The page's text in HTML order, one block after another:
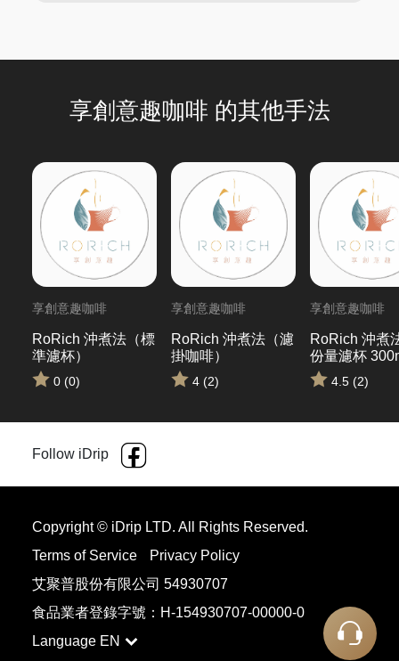
享創意趣咖啡 的其他手法
享創意趣咖啡
RoRich 沖煮法（標
準濾杯）
0 (0)
享創意趣咖啡
RoRich 沖煮法（濾
掛咖啡）
4 (2)
享創意趣咖啡
RoRich 沖煮
份量濾杯
4.5 (2)
Follow iDrip
Copyright © iDrip LTD. All Rights Reserved.
Terms of Service
Privacy Policy
艾聚普股份有限公司 54930707
食品業者登錄字號：H-154930707-00000-0
Language